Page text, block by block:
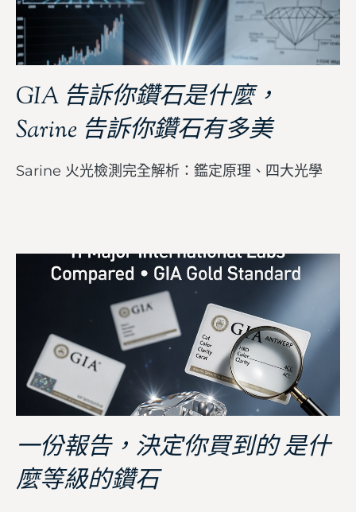
GIA 告訴你鑽石是什麼，
Sarine 告訴你鑽石有多美
Sarine 火光檢測完全解析：鑑定原理、四大光學
一份報告，決定你買到的 是什
麼等級的鑽石